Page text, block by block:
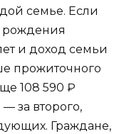
семье. Если
рождения
и доход семьи
прожиточного
108 590 ₽
за второго,
Граждане,